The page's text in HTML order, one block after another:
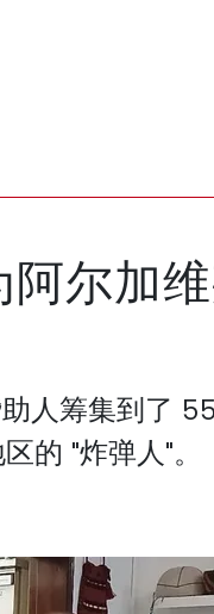
尔加
人筹集到了
的 "炸弹人"。